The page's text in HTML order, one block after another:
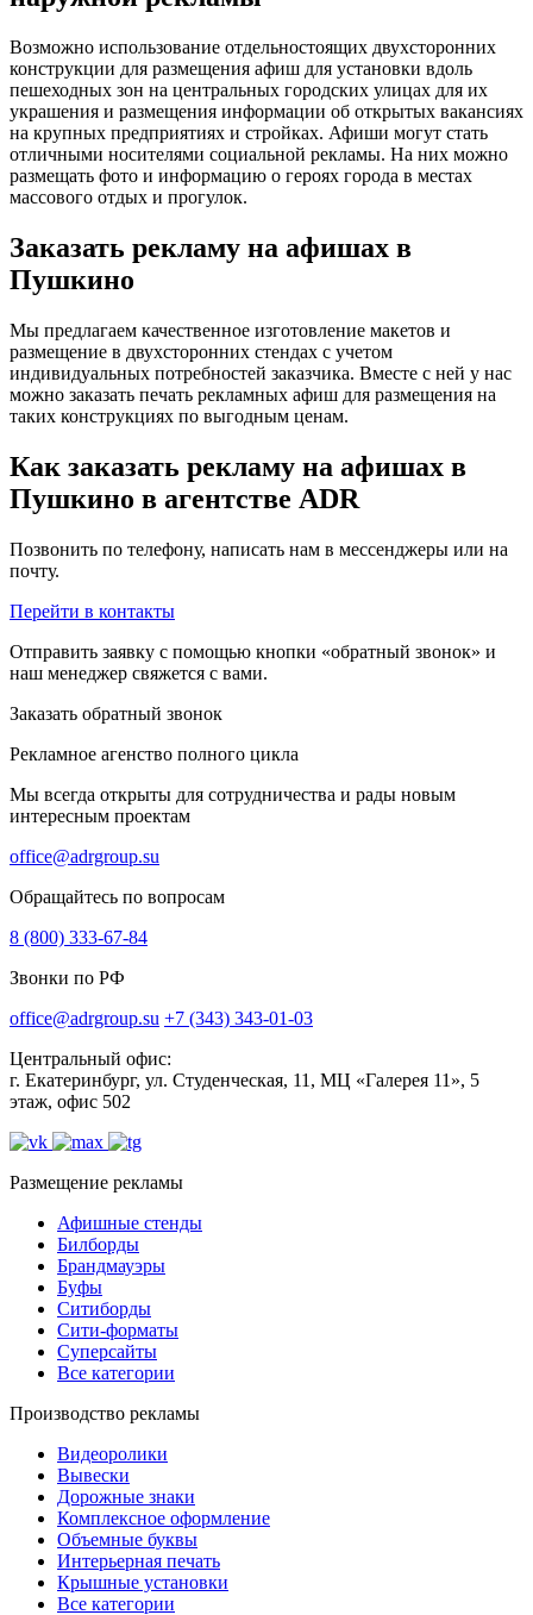
Возможно использование отдельностоящих двухсторонних
конструкции для размещения афиш для установки вдоль
пешеходных зон на центральных городских улицах для их
украшения и размещения информации об открытых вакансиях
на крупных предприятиях и стройках. Афиши могут стать
отличными носителями социальной рекламы. На них можно
размещать фото и информацию о героях города в местах
массового отдых и прогулок.
Заказать рекламу на афишах в
Пушкино
Мы предлагаем качественное изготовление макетов и
размещение в двухсторонних стендах с учетом
индивидуальных потребностей заказчика. Вместе с ней у нас
можно заказать печать рекламных афиш для размещения на
таких конструкциях по выгодным ценам.
Как заказать рекламу на афишах в
Пушкино в агентстве ADR
Позвонить по телефону, написать нам в мессенджеры или на
почту.
Перейти в контакты
Отправить заявку с помощью кнопки «обратный звонок» и
наш менеджер свяжется с вами.
Заказать обратный звонок
Рекламное агенство полного цикла
Мы всегда открыты для сотрудничества и рады новым
интересным проектам
office@adrgroup.su
Обращайтесь по вопросам
8 (800) 333-67-84
Звонки по РФ
office@adrgroup.su +7 (343) 343-01-03
Центральный офис:
г. Екатеринбург, ул. Студенческая, 11, МЦ «Галерея 11», 5
этаж, офис 502
Размещение рекламы
Афишные стенды
Билборды
Брандмауэры
Буфы
Ситиборды
Сити-форматы
Суперсайты
Все категории
Производство рекламы
Видеоролики
Вывески
Дорожные знаки
Комплексное оформление
Объемные буквы
Интерьерная печать
Крышные установки
Все категории